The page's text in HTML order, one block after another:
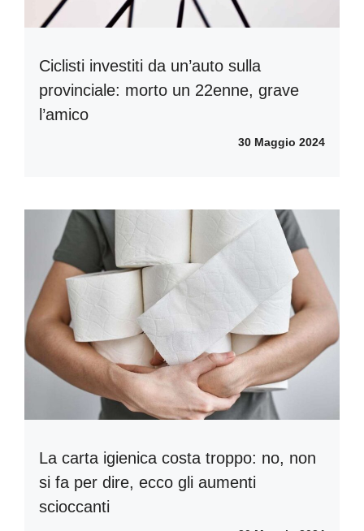
Ciclisti investiti da un’auto sulla
provinciale: morto un 22enne, grave
l’amico
30 Maggio 2024
La carta igienica costa troppo: no, non
si fa per dire, ecco gli aumenti
scioccanti